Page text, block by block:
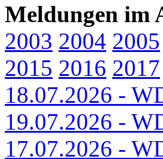
Meldungen im
2003 2004 2005
2015 2016 2017
18.07.2026 -
19.07.2026 -
17.07.2026 -